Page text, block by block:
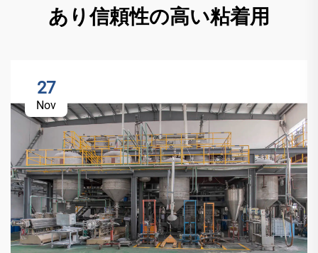
あり信頼性の高い粘着用
27
Nov